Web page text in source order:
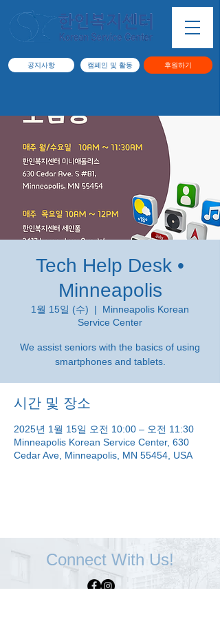
공지사항 캠페인 및 활동 후원하기
Tech Help Desk •
Minneapolis
1월 15일 (수)
  |
Minneapolis Korean
Service Center
We assist seniors with the basics of using
smartphones and tablets.
시간 및 장소
2025년 1월 15일 오전 10:00 – 오전 11:30
Minneapolis Korean Service Center, 630
Cedar Ave, Minneapolis, MN 55454, USA
Connect With Us!